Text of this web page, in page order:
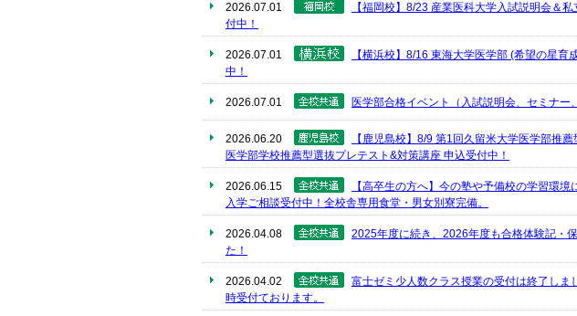
2026.07.01
【福岡校】8/23 産業医科大学入試説明会＆
付中！
2026.07.01
【横浜校】8/16 東海大学医学部 (希望の星
中！
2026.07.01 医学部合格イベント（入試説明会、セミナー
2026.06.20
【鹿児島校】8/9 第1回久留米大学医学部推
医学部学校推薦型選抜プレテスト&対策講座 申込受付中！
2026.06.15
【高卒生の方へ】今の塾や予備校の学習環
入学ご相談受付中！全校舎専用食堂・男女別寮完備。
2026.04.08
2025年度に続き、2026年度も合格体験記・
た！
2026.04.02
富士ゼミ少人数クラス授業の受付は終了し
時受付ております。